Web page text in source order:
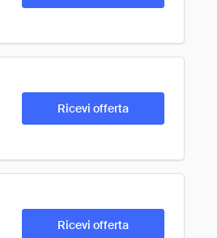
Ricevi offerta
Ricevi offerta